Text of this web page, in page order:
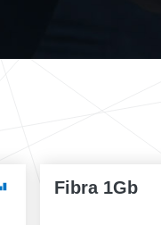
Fibra 1Gb